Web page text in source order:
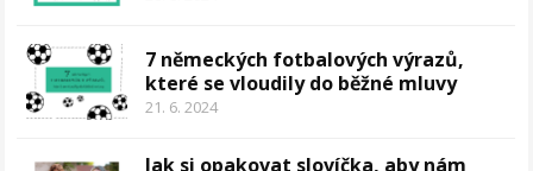
7 německých fotbalových výrazů,
které se vloudily do běžné mluvy
21. 6. 2024
Jak si opakovat slovíčka, aby nám